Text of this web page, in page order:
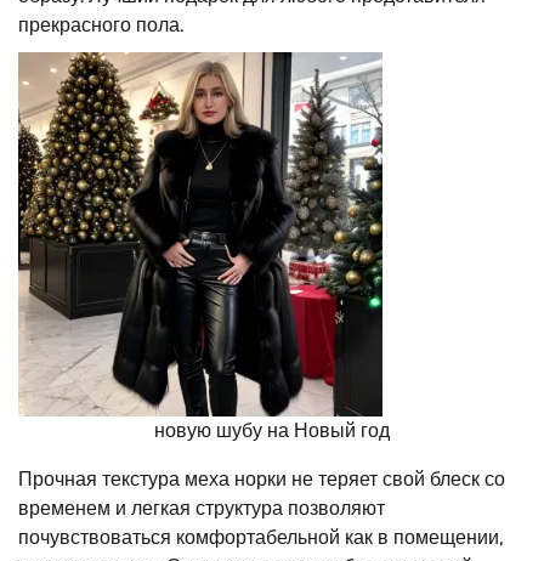
прекрасного пола.
новую шубу на Новый год
Прочная текстура меха норки не теряет свой блеск со
временем и легкая структура позволяют
почувствоваться комфортабельной как в помещении,